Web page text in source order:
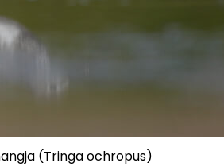
(Tringa ochropus)